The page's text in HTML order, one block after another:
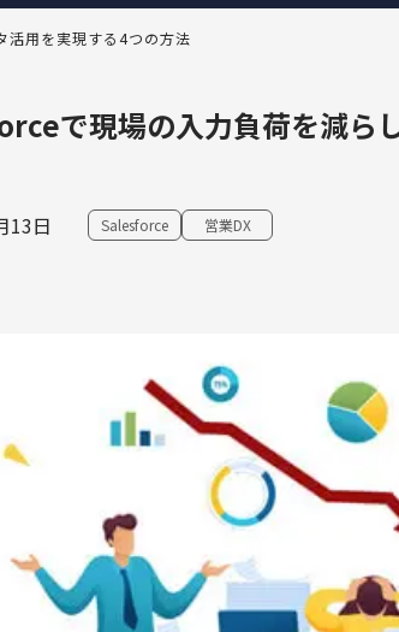
ップ
ョップ
プ
Account Engagement
Data Cloud
Agentforce
用を実現する4つの方法
で現場の入力負荷を減ら
13日 Salesforce 営業DX